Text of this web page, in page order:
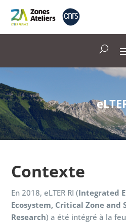
Contexte
En 2018, eLTER RI (Integrated
Ecosystem, Critical Zone and
Research) a été intégré à la